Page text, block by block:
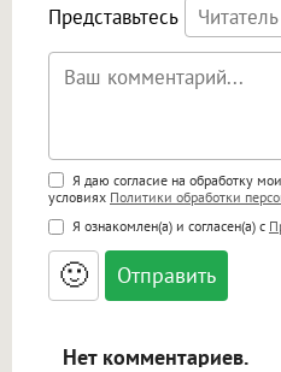
Представьтесь
Поддержка HTML
<b>, <strong>, <u>, <i>,
<small>, <sup>, <sub>,
<blockquote>, <code>
адреса URL
ссылками, и
Я даю согласие на обработку
условиях Политики обработки
Я ознакомлен(а) и согласен(а) с
🙂
Нет комментариев.